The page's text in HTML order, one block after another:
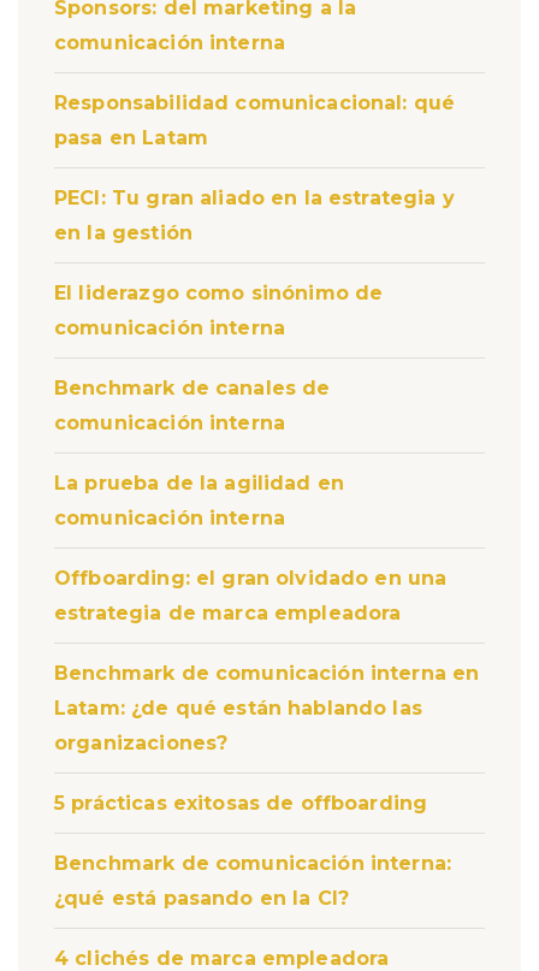
Sponsors: del marketing a la
comunicación interna
Responsabilidad comunicacional: qué
pasa en Latam
PECI: Tu gran aliado en la estrategia y
en la gestión
El liderazgo como sinónimo de
comunicación interna
Benchmark de canales de
comunicación interna
La prueba de la agilidad en
comunicación interna
Offboarding: el gran olvidado en una
estrategia de marca empleadora
Benchmark de comunicación interna en
Latam: ¿de qué están hablando las
organizaciones?
5 prácticas exitosas de offboarding
Benchmark de comunicación interna:
¿qué está pasando en la CI?
4 clichés de marca empleadora